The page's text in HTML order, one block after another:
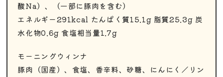
酸Na）、（一部に豚肉を含む）
エネルギー291kcal たんぱく質15.1g 脂質25.3g 炭
水化物0.6g 食塩相当量1.7g
モーニングウィンナ
豚肉（国産）、食塩、香辛料、砂糖、にんにく／リン